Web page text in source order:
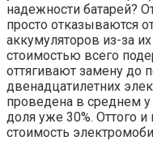
надежности батарей?
просто отказываются
аккумуляторов из-за
стоимостью всего
оттягивают замену до
двенадцатилетних
проведена в среднем у
доля уже 30%. Оттого и
стоимость